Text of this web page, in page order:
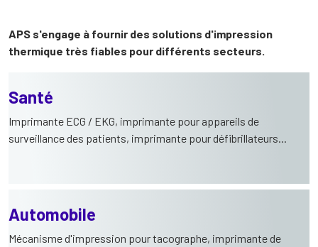
APS s'engage à fournir des solutions d'impression
thermique très fiables pour différents secteurs.
Santé
Imprimante ECG / EKG, imprimante pour appareils de
surveillance des patients, imprimante pour défibrillateurs...
Automobile
Mécanisme d'impression pour tacographe, imprimante de